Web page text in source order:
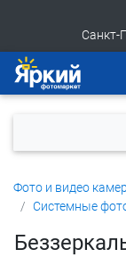
Санкт-
Фото и видео
Системные